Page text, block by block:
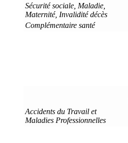
Sécurité sociale, Maladie,
Maternité, Invalidité décès
Complémentaire santé
Accidents du Travail et
Maladies Professionnelles